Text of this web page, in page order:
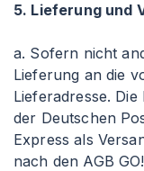
5. Lieferung und
a. Sofern nicht
Lieferung an die
Lieferadresse.
der Deutschen
Express als
nach den AGB